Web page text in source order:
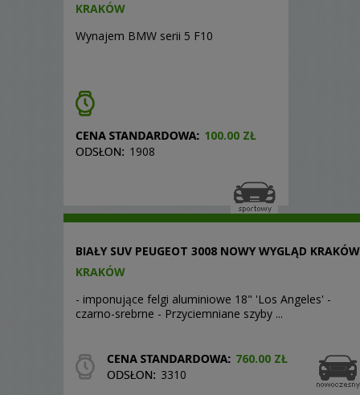
KRAKÓW
Wynajem BMW serii 5 F10
100.00 ZŁ
1908
BIAŁY SUV PEUGEOT 3008 NOWY WYGLĄD KRAKÓW
KRAKÓW
- imponujące felgi aluminiowe 18" 'Los Angeles' -
czarno-srebrne - Przyciemniane szyby ...
760.00 ZŁ
3310